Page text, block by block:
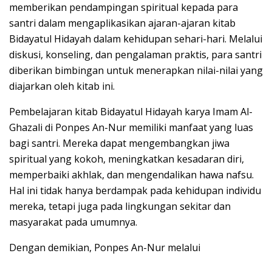
memberikan pendampingan spiritual kepada para
santri dalam mengaplikasikan ajaran-ajaran kitab
Bidayatul Hidayah dalam kehidupan sehari-hari. Melalui
diskusi, konseling, dan pengalaman praktis, para santri
diberikan bimbingan untuk menerapkan nilai-nilai yang
diajarkan oleh kitab ini.
Pembelajaran kitab Bidayatul Hidayah karya Imam Al-
Ghazali di Ponpes An-Nur memiliki manfaat yang luas
bagi santri. Mereka dapat mengembangkan jiwa
spiritual yang kokoh, meningkatkan kesadaran diri,
memperbaiki akhlak, dan mengendalikan hawa nafsu.
Hal ini tidak hanya berdampak pada kehidupan individu
mereka, tetapi juga pada lingkungan sekitar dan
masyarakat pada umumnya.
Dengan demikian, Ponpes An-Nur melalui